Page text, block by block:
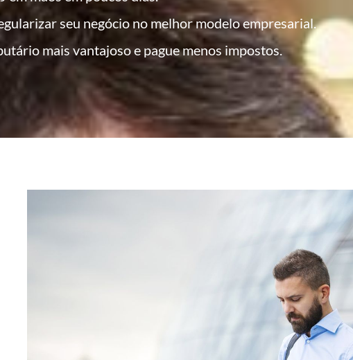
seu negócio no melhor modelo empresarial.
mais vantajoso e pague menos impostos.